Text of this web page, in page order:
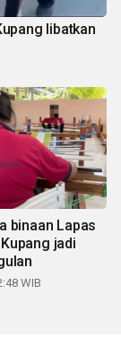
libatkan
binaan Lapas
jadi
WIB